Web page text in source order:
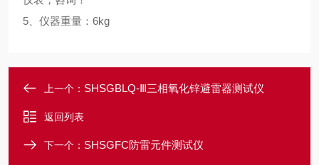
5、仪器重量：6kg
上一个： SHSGBLQ-Ⅲ三相氧化锌避雷器测试仪
返回列表
下一个： SHSGFC防雷元件测试仪